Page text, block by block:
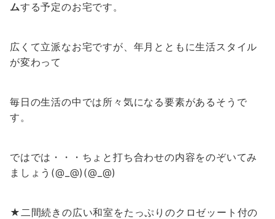
ムする予定のお宅です。
広くて立派なお宅ですが、年月とともに生活スタイル
が変わって
毎日の生活の中では所々気になる要素があるそうで
す。
ではでは・・・ちょと打ち合わせの内容をのぞいてみ
ましょう(@_@)(@_@)
★二間続きの広い和室をたっぷりのクロゼッート付の